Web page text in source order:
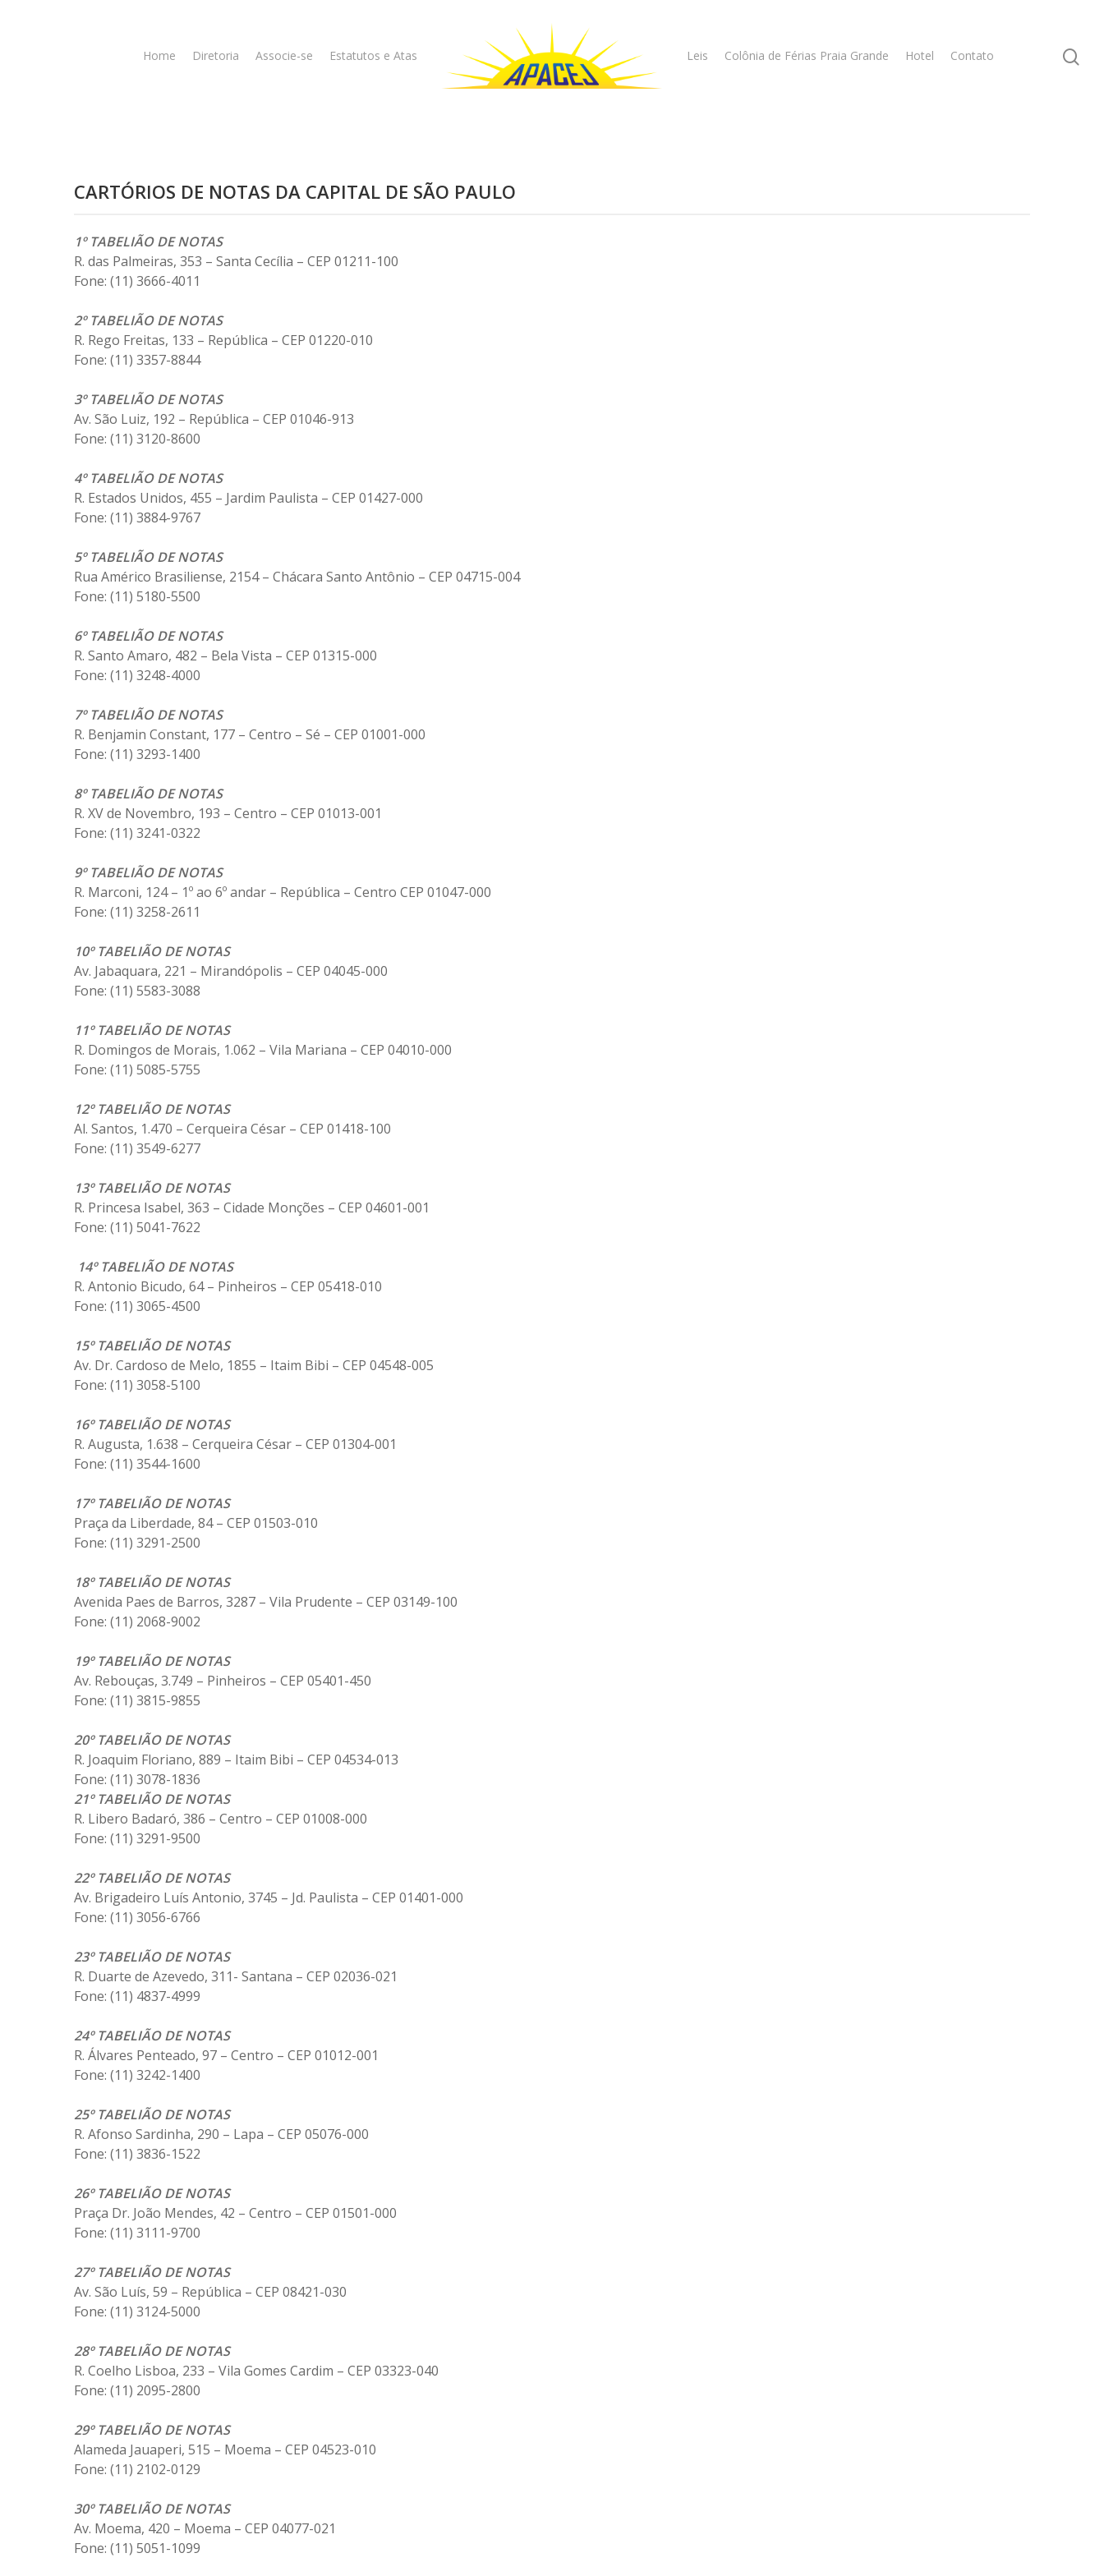
Hit enter to search or ESC to close
Home Diretoria Associe-se Estatutos e Atas Leis Colônia de Férias Praia Grande Hotel Contato
CARTÓRIOS DE NOTAS DA CAPITAL DE SÃO PAULO
1º TABELIÃO DE NOTAS
R. das Palmeiras, 353 – Santa Cecília – CEP 01211-100
Fone: (11) 3666-4011
2º TABELIÃO DE NOTAS
R. Rego Freitas, 133 – República – CEP 01220-010
Fone: (11) 3357-8844
3º TABELIÃO DE NOTAS
Av. São Luiz, 192 – República – CEP 01046-913
Fone: (11) 3120-8600
4º TABELIÃO DE NOTAS
R. Estados Unidos, 455 – Jardim Paulista – CEP 01427-000
Fone: (11) 3884-9767
5º TABELIÃO DE NOTAS
Rua Américo Brasiliense, 2154 – Chácara Santo Antônio – CEP 04715-004
Fone: (11) 5180-5500
6º TABELIÃO DE NOTAS
R. Santo Amaro, 482 – Bela Vista – CEP 01315-000
Fone: (11) 3248-4000
7º TABELIÃO DE NOTAS
R. Benjamin Constant, 177 – Centro – Sé – CEP 01001-000
Fone: (11) 3293-1400
8º TABELIÃO DE NOTAS
R. XV de Novembro, 193 – Centro – CEP 01013-001
Fone: (11) 3241-0322
9º TABELIÃO DE NOTAS
R. Marconi, 124 – 1º ao 6º andar – República – Centro CEP 01047-000
Fone: (11) 3258-2611
10º TABELIÃO DE NOTAS
Av. Jabaquara, 221 – Mirandópolis – CEP 04045-000
Fone: (11) 5583-3088
11º TABELIÃO DE NOTAS
R. Domingos de Morais, 1.062 – Vila Mariana – CEP 04010-000
Fone: (11) 5085-5755
12º TABELIÃO DE NOTAS
Al. Santos, 1.470 – Cerqueira César – CEP 01418-100
Fone: (11) 3549-6277
13º TABELIÃO DE NOTAS
R. Princesa Isabel, 363 – Cidade Monções – CEP 04601-001
Fone: (11) 5041-7622
14º TABELIÃO DE NOTAS
R. Antonio Bicudo, 64 – Pinheiros – CEP 05418-010
Fone: (11) 3065-4500
15º TABELIÃO DE NOTAS
Av. Dr. Cardoso de Melo, 1855 – Itaim Bibi – CEP 04548-005
Fone: (11) 3058-5100
16º TABELIÃO DE NOTAS
R. Augusta, 1.638 – Cerqueira César – CEP 01304-001
Fone: (11) 3544-1600
17º TABELIÃO DE NOTAS
Praça da Liberdade, 84 – CEP 01503-010
Fone: (11) 3291-2500
18º TABELIÃO DE NOTAS
Avenida Paes de Barros, 3287 – Vila Prudente – CEP 03149-100
Fone: (11) 2068-9002
19º TABELIÃO DE NOTAS
Av. Rebouças, 3.749 – Pinheiros – CEP 05401-450
Fone: (11) 3815-9855
20º TABELIÃO DE NOTAS
R. Joaquim Floriano, 889 – Itaim Bibi – CEP 04534-013
Fone: (11) 3078-1836
21º TABELIÃO DE NOTAS
R. Libero Badaró, 386 – Centro – CEP 01008-000
Fone: (11) 3291-9500
22º TABELIÃO DE NOTAS
Av. Brigadeiro Luís Antonio, 3745 – Jd. Paulista – CEP 01401-000
Fone: (11) 3056-6766
23º TABELIÃO DE NOTAS
R. Duarte de Azevedo, 311- Santana – CEP 02036-021
Fone: (11) 4837-4999
24º TABELIÃO DE NOTAS
R. Álvares Penteado, 97 – Centro – CEP 01012-001
Fone: (11) 3242-1400
25º TABELIÃO DE NOTAS
R. Afonso Sardinha, 290 – Lapa – CEP 05076-000
Fone: (11) 3836-1522
26º TABELIÃO DE NOTAS
Praça Dr. João Mendes, 42 – Centro – CEP 01501-000
Fone: (11) 3111-9700
27º TABELIÃO DE NOTAS
Av. São Luís, 59 – República – CEP 08421-030
Fone: (11) 3124-5000
28º TABELIÃO DE NOTAS
R. Coelho Lisboa, 233 – Vila Gomes Cardim – CEP 03323-040
Fone: (11) 2095-2800
29º TABELIÃO DE NOTAS
Alameda Jauaperi, 515 – Moema – CEP 04523-010
Fone: (11) 2102-0129
30º TABELIÃO DE NOTAS
Av. Moema, 420 – Moema – CEP 04077-021
Fone: (11) 5051-1099